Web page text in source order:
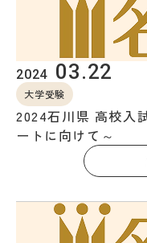
対策講座・特別
受講までの流れ
無料受験セミナ
ー
会社概要 プライバシ
2024 03.22
大学受験
2024石川県 高校入
ートに向けて～